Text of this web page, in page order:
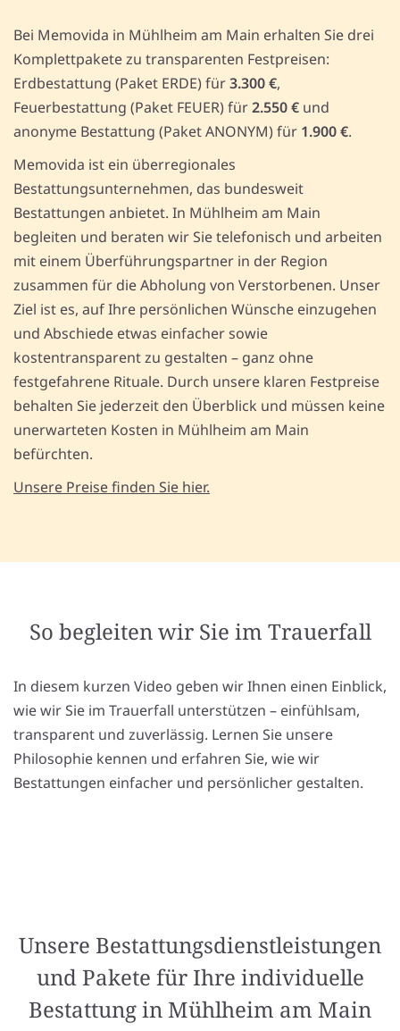
Bei Memovida in Mühlheim am Main erhalten Sie drei
Komplettpakete zu transparenten Festpreisen:
Erdbestattung (Paket ERDE) für3.300 €,
Feuerbestattung (Paket FEUER) für2.550 € und
anonyme Bestattung (Paket ANONYM) für 1.900 €.
Memovida ist ein überregionales
Bestattungsunternehmen, das bundesweit
Bestattungen anbietet. In Mühlheim am Main
begleiten und beraten wir Sie telefonisch und arbeiten
mit einem Überführungspartner in der Region
zusammen für die Abholung von Verstorbenen. Unser
Ziel ist es, auf Ihre persönlichen Wünsche einzugehen
und Abschiede etwas einfacher sowie
kostentransparent zu gestalten – ganz ohne
festgefahrene Rituale. Durch unsere klaren Festpreise
behalten Sie jederzeit den Überblick und müssen keine
unerwarteten Kosten in Mühlheim am Main
befürchten.
Unsere Preise finden Sie hier.
So begleiten wir Sie im Trauerfall
In diesem kurzen Video geben wir Ihnen einen Einblick,
wie wir Sie im Trauerfall unterstützen – einfühlsam,
transparent und zuverlässig. Lernen Sie unsere
Philosophie kennen und erfahren Sie, wie wir
Bestattungen einfacher und persönlicher gestalten.
Unsere Bestattungsdienstleistungen
und Pakete für Ihre individuelle
Bestattung in Mühlheim am Main